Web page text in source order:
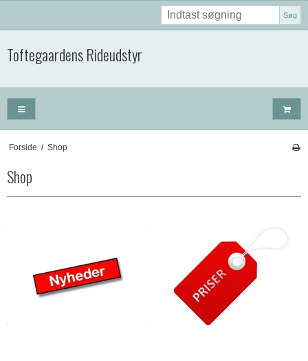
Søg
Toftegaardens Rideudstyr
Forside / Shop
Shop